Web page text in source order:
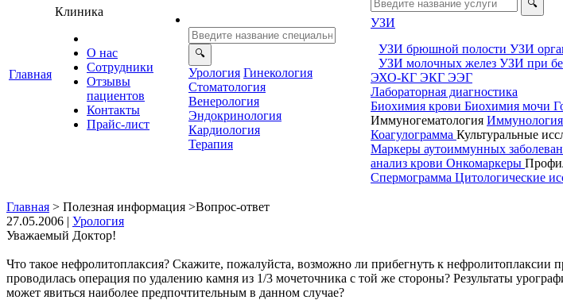
Главная
Клиника
О нас
Сотрудники
Отзывы
ациенто
Контакты
Прайс-лист
Урология Гинекология
Стоматология
енерология
Эндокринология
Кардиология
Терапия
УЗИ
УЗИ брюшной полости УЗИ
УЗИ молочных желез УЗИ при
ЭХО-КГ ЭКГ ЭЭГ
Лабораторная диагностика
Биохимия крови Биохимия мочи
Иммуногематология Иммунология
Коагулограмма Культуральные
Маркеры аутоиммунных
анализ крови Онкомаркеры
Спермограмма Цитологические
Главная > Полезная информация >опрос-ответ
27.05.2006 | Урология
Уважаемый Доктор!
Что такое нефролитоплаксия? Скажите, пожалуйста, возможно ли прибегнуть к нефролитоплаксии
роводилась операция по удалению камня из 1/3 мочеточника с той же стороны? Результаты
может явиться наиболее предпочтительным в данном случае?